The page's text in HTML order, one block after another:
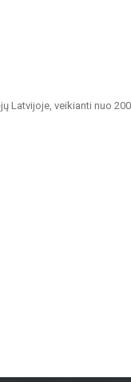
Latvijoje, veikianti nuo